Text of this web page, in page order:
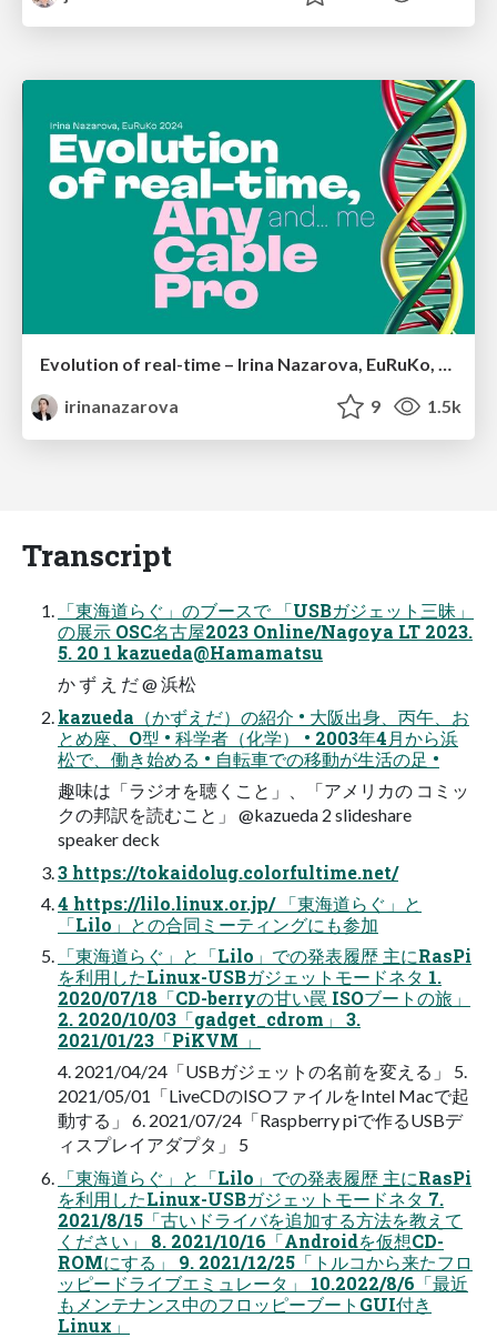
Evolution of real-time – Irina Nazarova, EuRuKo, 2024
irinanazarova
9 1.5k
Transcript
「東海道らぐ」のブースで 「USBガジェット三昧」
の展示 OSC名古屋2023 Online/Nagoya LT 2023.
5. 20 1 kazueda@Hamamatsu
か ず え だ @ 浜松
kazueda（かずえだ）の紹介 • 大阪出身、丙午、お
とめ座、O型 • 科学者（化学） • 2003年4月から浜
松で、働き始める • 自転車での移動が生活の足 •
趣味は「ラジオを聴くこと」、「アメリカの コミッ
クの邦訳を読むこと」 @kazueda 2 slideshare
speaker deck
3 https://tokaidolug.colorfultime.net/
4 https://lilo.linux.or.jp/ 「東海道らぐ」と
「Lilo」との合同ミーティングにも参加
「東海道らぐ」と「Lilo」での発表履歴 主にRasPi
を利用したLinux-USBガジェットモードネタ 1.
2020/07/18「CD-berryの甘い罠 ISOブートの旅」
2. 2020/10/03「gadget_cdrom」 3.
2021/01/23「PiKVM 」
4. 2021/04/24「USBガジェットの名前を変える」 5.
2021/05/01「LiveCDのISOファイルをIntel Macで起
動する」 6. 2021/07/24「Raspberry piで作るUSBデ
ィスプレイアダプタ」 5
「東海道らぐ」と「Lilo」での発表履歴 主にRasPi
を利用したLinux-USBガジェットモードネタ 7.
2021/8/15「古いドライバを追加する方法を教えて
ください」 8. 2021/10/16「Androidを仮想CD-
ROMにする」 9. 2021/12/25「トルコから来たフロ
ッピードライブエミュレータ」 10.2022/8/6「最近
もメンテナンス中のフロッピーブートGUI付き
Linux」